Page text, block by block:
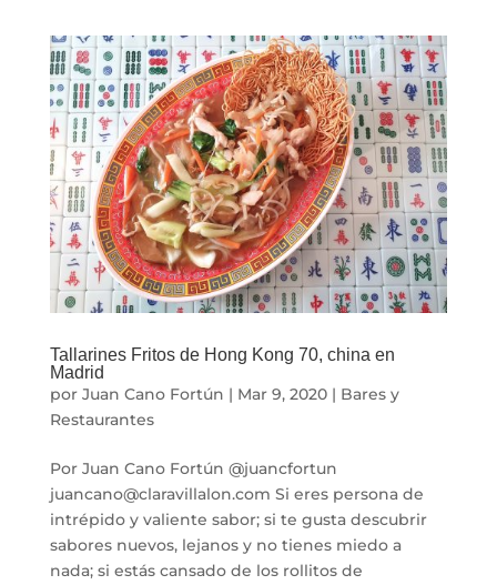
Tallarines Fritos de Hong Kong 70, china en
Madrid
por Juan Cano Fortún | Mar 9, 2020| Bares y
Restaurantes
Por Juan Cano Fortún @juancfortun
juancano@claravillalon.com Si eres persona de
intrépido y valiente sabor; si te gusta descubrir
sabores nuevos, lejanos y no tienes miedo a
nada; si estás cansado de los rollitos de